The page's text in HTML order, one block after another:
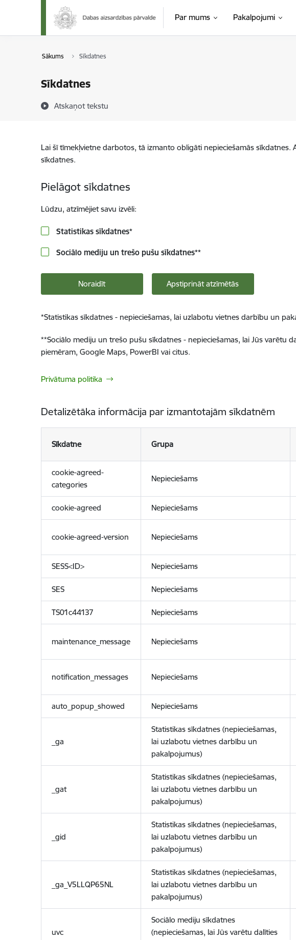
Pāriet uz lapas saturu
Par mums Pakalpojumi
Sākums Sīkdatnes
Sīkdatnes
Atskaņot tekstu
Lai šī tīmekļvietne darbotos, tā izmanto obligāti nepieciešamās
sīkdatnes.
Pielāgot sīkdatnes
Lūdzu, atzīmējiet savu izvēli:
Statistikas sīkdatnes*
Sociālo mediju un trešo pušu sīkdatnes**
Noraidīt Apstiprināt atzīmētās
*Statistikas sīkdatnes - nepieciešamas, lai uzlabotu vietnes darbību un
**Sociālo mediju un trešo pušu sīkdatnes - nepieciešamas, lai Jūs varētu
piemēram, Google Maps, PowerBI vai citus.
Privātuma politika
Detalizētāka informācija par izmantotajām sīkdatnēm
Sīkdatne Grupa
cookie-agreed-
categories
Nepieciešams
cookie-agreed Nepieciešams
cookie-agreed-version Nepieciešams
SESS<ID> Nepieciešams
SES Nepieciešams
TS01c44137 Nepieciešams
maintenance_message Nepieciešams
notification_messages Nepieciešams
auto_popup_showed Nepieciešams
_ga
Statistikas sīkdatnes (nepieciešamas,
lai uzlabotu vietnes darbību un
pakalpojumus)
_gat
Statistikas sīkdatnes (nepieciešamas,
lai uzlabotu vietnes darbību un
pakalpojumus)
_gid
Statistikas sīkdatnes (nepieciešamas,
lai uzlabotu vietnes darbību un
pakalpojumus)
_ga_V5LLQP65NL
Statistikas sīkdatnes (nepieciešamas,
lai uzlabotu vietnes darbību un
pakalpojumus)
uvc
Sociālo mediju sīkdatnes
(nepieciešamas, lai Jūs varētu dalīties